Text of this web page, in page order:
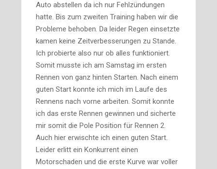
Auto abstellen da ich nur Fehlzündungen
hatte. Bis zum zweiten Training haben wir die
Probleme behoben. Da leider Regen einsetzte
kamen keine Zeitverbesserungen zu Stande.
Ich probierte also nur ob alles funktioniert.
Somit musste ich am Samstag im ersten
Rennen von ganz hinten Starten. Nach einem
guten Start konnte ich mich im Laufe des
Rennens nach vorne arbeiten. Somit konnte
ich das erste Rennen gewinnen und sicherte
mir somit die Pole Position für Rennen 2.
Auch hier erwischte ich einen guten Start.
Leider erlitt ein Konkurrent einen
Motorschaden und die erste Kurve war voller